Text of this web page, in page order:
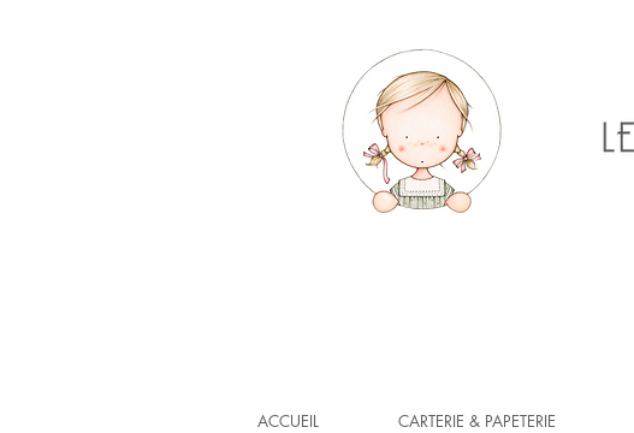
ACCUEIL CARTERIE & PAPETERIE